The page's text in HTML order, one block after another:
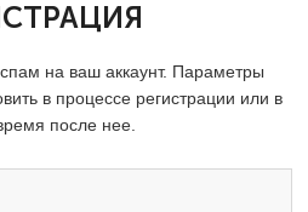
на ваш аккаунт. Параметры
в процессе регистрации или в
после нее.